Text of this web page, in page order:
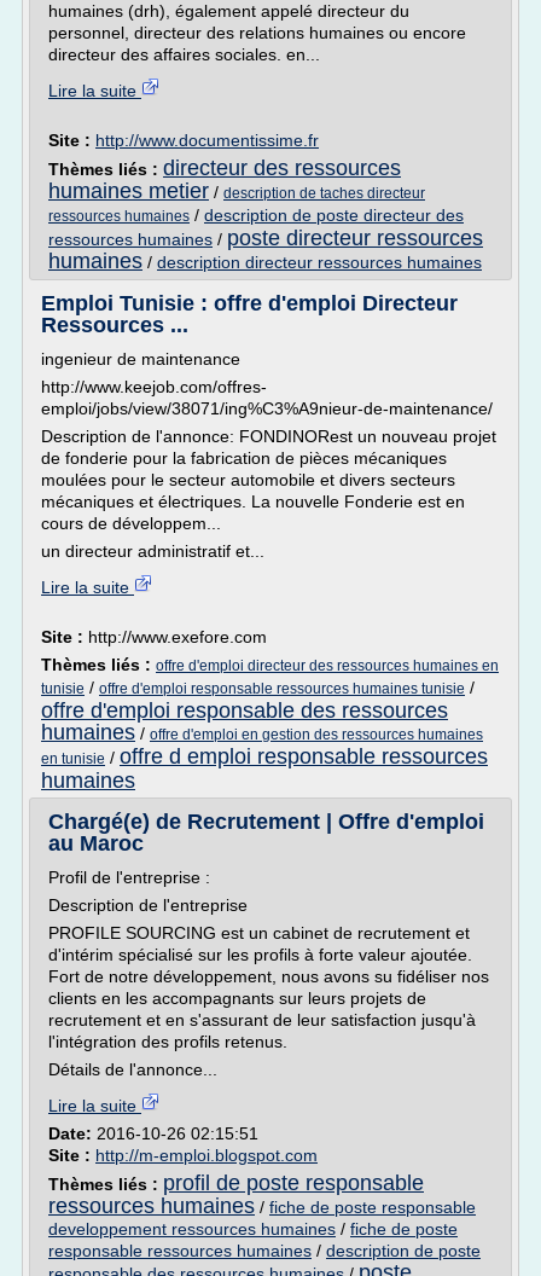
humaines (drh), également appelé directeur du
personnel, directeur des relations humaines ou encore
directeur des affaires sociales. en...
Lire la suite
Site : http://www.documentissime.fr
Thèmes liés : directeur des ressources
humaines metier / description de taches directeur
ressources humaines / description de poste directeur des
ressources humaines / poste directeur ressources
humaines / description directeur ressources humaines
Emploi Tunisie : offre d'emploi Directeur
Ressources ...
ingenieur de maintenance
http://www.keejob.com/offres-
emploi/jobs/view/38071/ing%C3%A9nieur-de-maintenance/
Description de l'annonce: FONDINORest un nouveau projet
de fonderie pour la fabrication de pièces mécaniques
moulées pour le secteur automobile et divers secteurs
mécaniques et électriques. La nouvelle Fonderie est en
cours de développem...
un directeur administratif et...
Lire la suite
Site : http://www.exefore.com
Thèmes liés : offre d'emploi directeur des ressources humaines en
tunisie / offre d'emploi responsable ressources humaines tunisie /
offre d'emploi responsable des ressources
humaines / offre d'emploi en gestion des ressources humaines
en tunisie / offre d emploi responsable ressources
humaines
Chargé(e) de Recrutement | Offre d'emploi
au Maroc
Profil de l'entreprise :
Description de l'entreprise
PROFILE SOURCING est un cabinet de recrutement et
d'intérim spécialisé sur les profils à forte valeur ajoutée.
Fort de notre développement, nous avons su fidéliser nos
clients en les accompagnants sur leurs projets de
recrutement et en s'assurant de leur satisfaction jusqu'à
l'intégration des profils retenus.
Détails de l'annonce...
Lire la suite
Date: 2016-10-26 02:15:51
Site : http://m-emploi.blogspot.com
Thèmes liés : profil de poste responsable
ressources humaines / fiche de poste responsable
developpement ressources humaines / fiche de poste
responsable ressources humaines / description de poste